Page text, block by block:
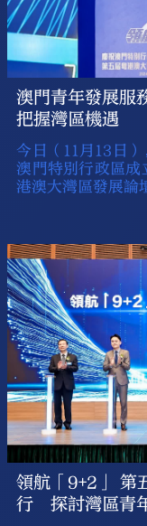
澳門青年發展服
把握灣區機遇
今日（11月13日
澳門特別行政區
港澳大灣區發展論
領航「9+2」 第
行 探討灣區青